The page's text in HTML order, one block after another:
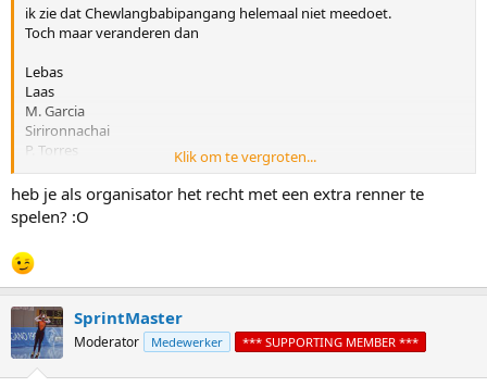
ik zie dat Chewlangbabipangang helemaal niet meedoet.
Toch maar veranderen dan
Lebas
Laas
M. Garcia
Sirironnachai
P. Torres
Jack Dedayt
Klik om te vergroten...
heb je als organisator het recht met een extra renner te
spelen? :O
SprintMaster
Moderator Medewerker *** SUPPORTING MEMBER ***